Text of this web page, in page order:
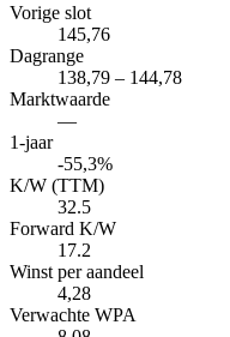
Vorige slot
145,76
Dagrange
138,79 – 144,78
Marktwaarde
—
1-jaar
-55,3%
K/W (TTM)
32.5
Forward K/W
17.2
Winst per aandeel
4,28
Verwachte WPA